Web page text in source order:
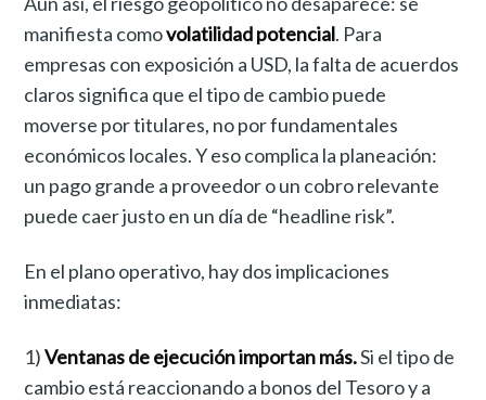
manifiesta comovolatilidad potencial. Para
empresas con exposición a USD, la falta de acuerdos
claros significa que el tipo de cambio puede
moverse por titulares, no por fundamentales
económicos locales. Y eso complica la planeación:
un pago grande a proveedor o un cobro relevante
puede caer justo en un día de “headline risk”.
En el plano operativo, hay dos implicaciones
inmediatas:
1)Ventanas de ejecución importan más.Si el tipo de
cambio está reaccionando a bonos del Tesoro y a